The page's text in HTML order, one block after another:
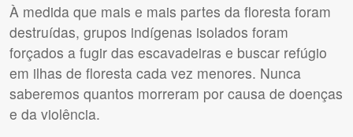
À medida que mais e mais partes da floresta foram
destruídas, grupos indígenas isolados foram
forçados a fugir das escavadeiras e buscar refúgio
em ilhas de floresta cada vez menores. Nunca
saberemos quantos morreram por causa de doenças
e da violência.